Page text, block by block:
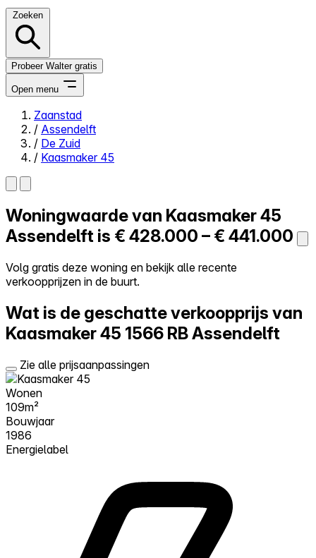
Zoeken
Probeer Walter gratis
Open menu
Close menu
Zelf kopen
Alles-in-één
Reviews
Log in
Zaanstad
/ Assendelft
/ De Zuid
/ Kaasmaker 45
Woningwaarde van Kaasmaker 45
Assendelft is € 428.000 – € 441.000
Volg gratis deze woning en bekijk alle recente
verkoopprijzen in de buurt.
Wat is de geschatte verkoopprijs van
Kaasmaker 45 1566 RB Assendelft
Zie alle prijsaanpassingen
Wonen
109m²
Bouwjaar
1986
Energielabel